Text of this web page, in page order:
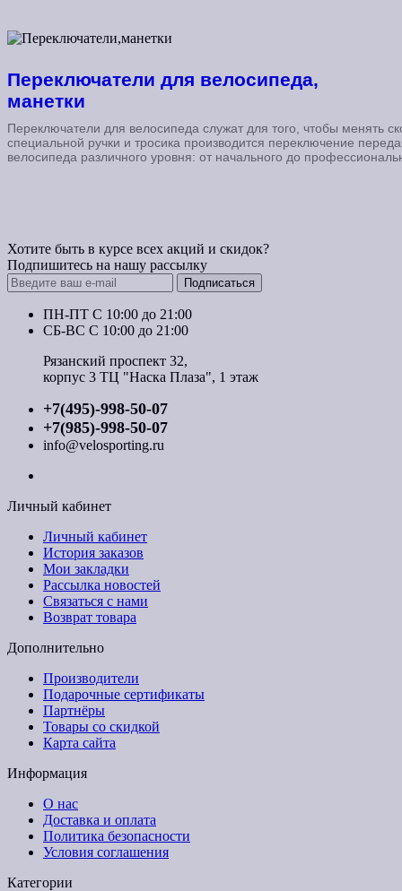
Переключатели для велосипеда,
манетки
Переключатели для велосипеда служат для того, чтобы менять
специальной ручки и тросика производится переключение
велосипеда различного уровня: от начального до
Хотите быть в курсе всех акций и скидок?
Подпишитесь на нашу рассылку
Подписаться
ПН-ПТ C 10:00 до 21:00
СБ-ВС С 10:00 до 21:00
Рязанский проспект 32,
корпус 3 ТЦ "Наска Плаза", 1 этаж
+7(495)-998-50-07
+7(985)-998-50-07
info@velosporting.ru
Личный кабинет
Личный кабинет
История заказов
Мои закладки
Рассылка новостей
Связаться с нами
Возврат товара
Дополнительно
Производители
Подарочные сертификаты
Партнёры
Товары со скидкой
Карта сайта
Информация
О нас
Доставка и оплата
Политика безопасности
Условия соглашения
Категории